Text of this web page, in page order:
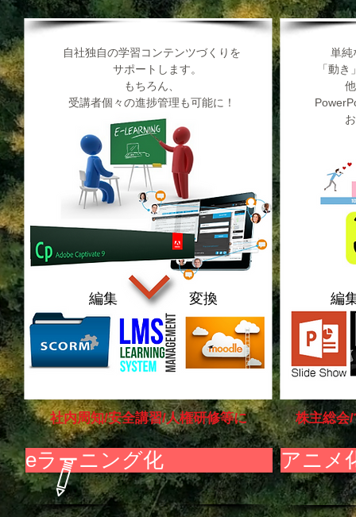
自社独自の学習コンテンツづくりを
サポートします。
もちろん、
受講者個々の進捗管理も可能に！
単純
「動
編集 変換
社内周知/安全講習/人権研修等に 株主総会
eラーニング化 アニメ